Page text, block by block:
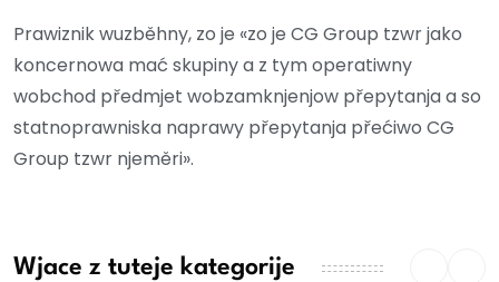
Prawiznik wuzběhny, zo je «zo je CG Group tzwr jako
koncernowa mać skupiny a z tym operatiwny
wobchod předmjet wobzamknjenjow přepytanja a so
statnoprawniska naprawy přepytanja přećiwo CG
Group tzwr njeměri».
Wjace z tuteje kategorije